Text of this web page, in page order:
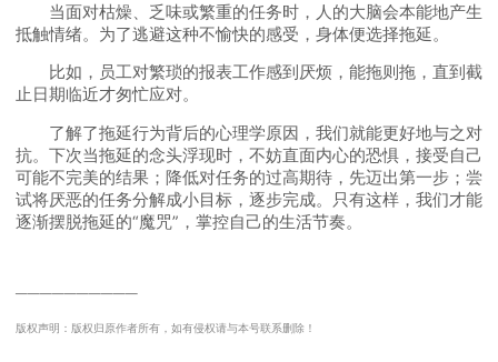
当面对枯燥、乏味或繁重的任务时，人的大脑会本能地产生
抵触情绪。为了逃避这种不愉快的感受，身体便选择拖延。
比如，员工对繁琐的报表工作感到厌烦，能拖则拖，直到截
止日期临近才匆忙应对。
了解了拖延行为背后的心理学原因，我们就能更好地与之对
抗。下次当拖延的念头浮现时，不妨直面内心的恐惧，接受自己
可能不完美的结果；降低对任务的过高期待，先迈出第一步；尝
试将厌恶的任务分解成小目标，逐步完成。只有这样，我们才能
逐渐摆脱拖延的“魔咒”，掌控自己的生活节奏。
──────────
版权声明：版权归原作者所有，如有侵权请与本号联系删除！